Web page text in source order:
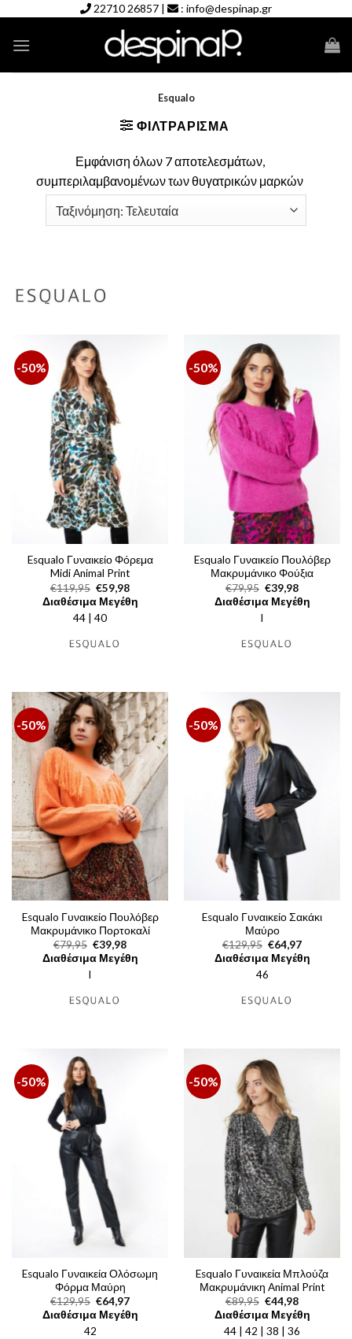
content
22710 26857 | : info@despinap.gr
Esqualo
ΦΙΛΤΡΆΡΙΣΜΑ
Εμφάνιση όλων 7 αποτελεσμάτων,
συμπεριλαμβανομένων των θυγατρικών μαρκών
-50%
Esqualo Γυναικείο Φόρεμα
Midi Animal Print
€119,95 Original
price
was:
€119,95.
€59,98Η
τρέχουσα
τιμή
Διαθέσιμα Μεγέθη
44 | 40
-50%
Esqualo Γυναικείο Πουλόβερ
Μακρυμάνικο Φούξια
€79,95 Original
price
was:
€39,98Η
τρέχουσα
τιμή
Διαθέσιμα Μεγέθη
l
-50%
Esqualo Γυναικείο Πουλόβερ
Μακρυμάνικο Πορτοκαλί
€79,95 Original
price
was:
€39,98Η
τρέχουσα
τιμή
Διαθέσιμα Μεγέθη
l
-50%
Esqualo Γυναικείο Σακάκι
Μαύρο
€129,95 Original
price
was:
€129,95.
€64,97Η
τρέχουσα
τιμή
Διαθέσιμα Μεγέθη
46
-50%
Esqualo Γυναικεία Ολόσωμη
Φόρμα Μαύρη
€129,95 Original
price
was:
€129,95.
€64,97Η
τρέχουσα
τιμή
Διαθέσιμα Μεγέθη
42
-50%
Esqualo Γυναικεία Μπλούζα
Μακρυμάνικη Animal Print
€89,95 Original
price
was:
€89,95.
€44,98Η
τρέχουσα
τιμή
είναι:
Διαθέσιμα Μεγέθη
44 | 42 | 38 | 36